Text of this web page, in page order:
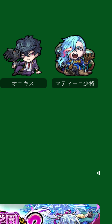
オニキス マティーニ少将